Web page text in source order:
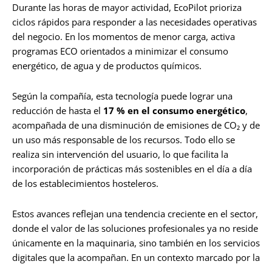
Durante las horas de mayor actividad, EcoPilot prioriza
ciclos rápidos para responder a las necesidades operativas
del negocio. En los momentos de menor carga, activa
programas ECO orientados a minimizar el consumo
energético, de agua y de productos químicos.
Según la compañía, esta tecnología puede lograr una
reducción de hasta el 17 % en el consumo energético,
acompañada de una disminución de emisiones de CO₂ y de
un uso más responsable de los recursos. Todo ello se
realiza sin intervención del usuario, lo que facilita la
incorporación de prácticas más sostenibles en el día a día
de los establecimientos hosteleros.
Estos avances reflejan una tendencia creciente en el sector,
donde el valor de las soluciones profesionales ya no reside
únicamente en la maquinaria, sino también en los servicios
digitales que la acompañan. En un contexto marcado por la